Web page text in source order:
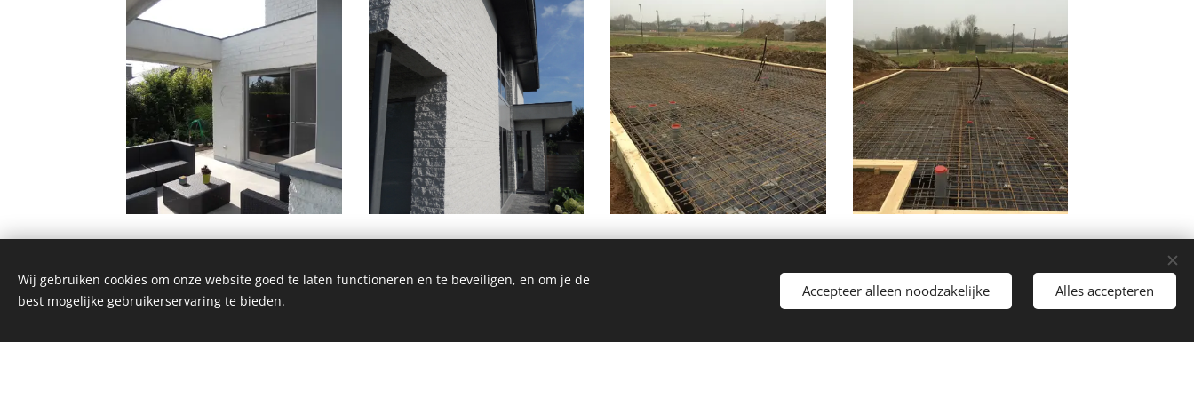
Wij gebruiken cookies om onze website goed te laten functioneren en te beveiligen, en om je de
best mogelijke gebruikerservaring te bieden.
Accepteer alleen noodzakelijke Alles accepteren